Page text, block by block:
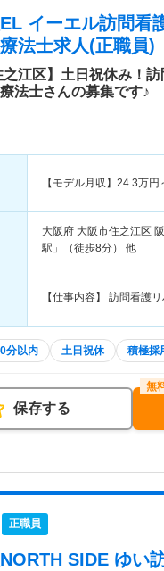
イーエル訪問看
法士求人(正職員)
之江区】土日祝休み！
法士さんの募集です♪
【モデル月収】 24.3万円
大阪府 大阪市住之江区
駅」（徒歩8分） 他
【仕事内容】 訪問看護
分以内 土日祝休 積極採
保存する
正職員
SIDE ゆい